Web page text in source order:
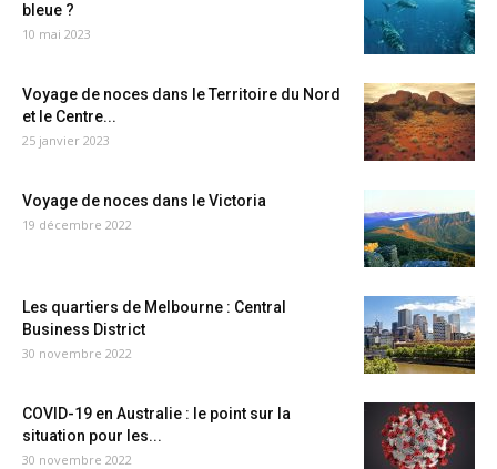
bleue ?
10 mai 2023
Voyage de noces dans le Territoire du Nord
et le Centre...
25 janvier 2023
Voyage de noces dans le Victoria
19 décembre 2022
Les quartiers de Melbourne : Central
Business District
30 novembre 2022
COVID-19 en Australie : le point sur la
situation pour les...
30 novembre 2022